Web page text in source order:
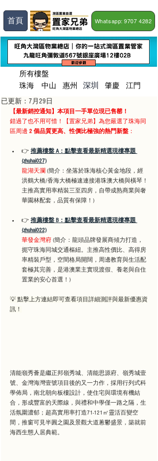
首頁 Whatsapp: 9707 4282
所有樓盤
珠海
​中山 惠州 深圳 肇慶 江門
已更新： 7月29日
【最新銷控通知】本項目一手單位現已售罄！
錯過了也不用可惜！【置家兄弟】為您嚴選了珠海同
區周邊 2 個品質更高、性價比極強的熱門新盤 ：
👉 推薦樓盤 A：點擊查看最新精選現樓專題
(zhuhai027)
龍湖天瀾 (簡介：坐落於珠海核心黃金地段，經
洪鶴大橋/香海大橋極速連接港珠澳大橋與橫琴！
主推高實用率精裝三至四房，自帶成熟商業與奢
華園林配套，品質有保障！)
👉 推薦樓盤 B：點擊查看最新精選現樓專題
(zhuhai022)
華發金灣府 (簡介：龍頭品牌發展商傾力打造，
扼守珠海同城交通樞紐。主推高性價比、高得房
率精裝戶型，空間格局開闊，周邊教育與生活配
套極其完善，是港澳業主實現渡假、養老與自住
置業的安心首選！)
💡 點擊上方連結即可查看項目詳細測評與最新優惠資
訊！
清能嶺秀薈是繼正邦嶺秀城、清能思源府、嶺秀城壹
號、金灣海灣壹號項目後的又一力作，採用行列式科
學佈局，南北朝向板樓設計，使住宅與環境有機結
合，形成豐富的天際線，與禮和中學僅一路之隔，生
活氛圍濃郁；超高實用率打造71-121㎡靈活百變空
間，推窗可見半圓之園及景觀大道蔥鬱盛景，築就前
海西生態人居典範。